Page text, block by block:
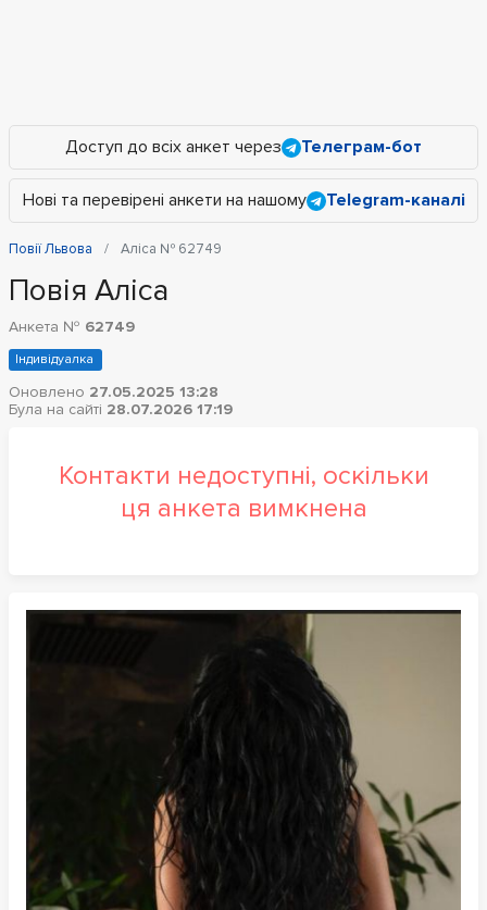
Доступ до всіх анкет через Телеграм-бот
Нові та перевірені анкети на нашому Telegram-каналі
Повії Львова Аліса № 62749
Повія Аліса
Анкета № 62749
Індивідуалка
Оновлено 27.05.2025 13:28
Була на сайті 28.07.2026 17:19
Контакти недоступні, оскільки
ця анкета вимкнена